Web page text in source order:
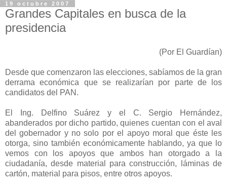
19 octubre 2007
Grandes Capitales en busca de la
presidencia
(Por El Guardían)
Desde que comenzaron las elecciones, sabíamos de la gran
derrama económica que se realizarían por parte de los
candidatos del PAN.
El Ing. Delfino Suárez y el C. Sergio Hernández,
abanderados por dicho partido, quienes cuentan con el aval
del gobernador y no solo por el apoyo moral que éste les
otorga, sino también económicamente hablando, ya que lo
vemos con los apoyos que ambos han otorgado a la
ciudadanía, desde material para construcción, láminas de
cartón, material para pisos, entre otros apoyos.